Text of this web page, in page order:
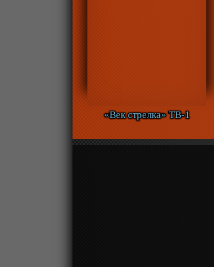
«Век стрелка» ТВ-1